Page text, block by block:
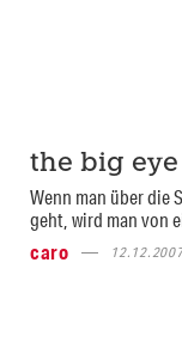
the big
Wenn man über die
geht, wird man von
caro